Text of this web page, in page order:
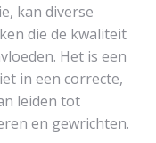
kan diverse
die de kwaliteit
Het is een
in een correcte,
leiden tot
en gewrichten.